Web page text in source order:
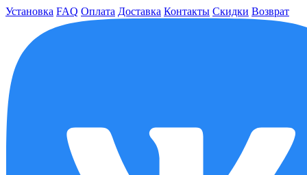
Установка FAQ Оплата Доставка Контакты Скидки Возврат